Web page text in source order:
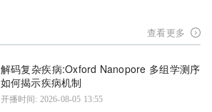
查看更多
解码复杂疾病:Oxford Nanopore 多组学测序
如何揭示疾病机制
开播时间: 2026-08-05 13:55